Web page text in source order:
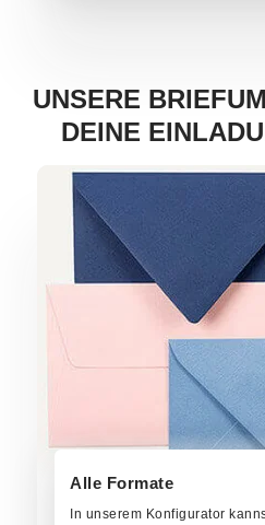
UNSERE
DEINE
Alle Formate
In unserem Konfigurator
Jetzt bestellen!